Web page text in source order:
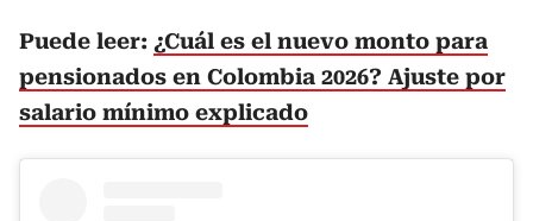
Puede leer: ¿Cuál es el nuevo monto para
pensionados en Colombia 2026? Ajuste por
salario mínimo explicado